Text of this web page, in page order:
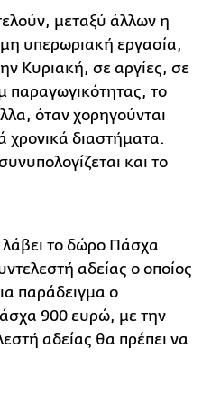
μεταξύ άλλων η
υπερωριακή εργασία,
Κυριακή, σε αργίες, σε
παραγωγικότητας, το
όταν χορηγούνται
χρονικά διαστήματα.
και το
το δώρο Πάσχα
αδείας ο οποίος
παράδειγμα ο
900 ευρώ, με την
αδείας θα πρέπει να